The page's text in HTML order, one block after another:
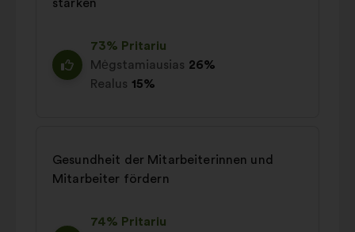
stärken
73% Pritariu
Mėgstamiausias 26%
Realus 15%
Gesundheit der Mitarbeiterinnen und
Mitarbeiter fördern
74% Pritariu